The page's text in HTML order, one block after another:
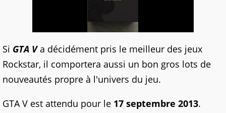
Si GTA V a décidément pris le meilleur des jeux
Rockstar, il comportera aussi un bon gros lots de
nouveautés propre à l'univers du jeu.
GTA V est attendu pour le 17 septembre 2013.